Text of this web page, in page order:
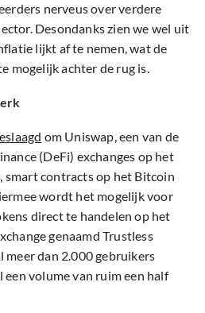
nerveus over verdere
Desondanks zien we wel uit
lijkt af te nemen, wat de
mogelijk achter de rug is.
om Uniswap, een van de
(DeFi) exchanges op het
smart contracts op het Bitcoin
wordt het mogelijk voor
direct te handelen op het
genaamd Trustless
dan 2.000 gebruikers
volume van ruim een half